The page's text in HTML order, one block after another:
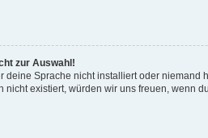
zur Auswahl!
deine Sprache nicht installiert oder
existiert, würden wir uns freuen, wenn